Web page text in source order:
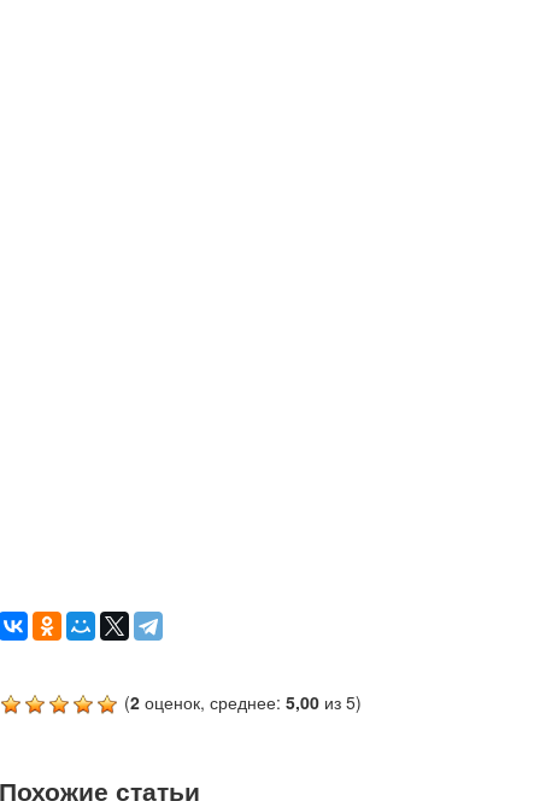
(2 оценок, среднее:5,00 из 5)
Похожие статьи